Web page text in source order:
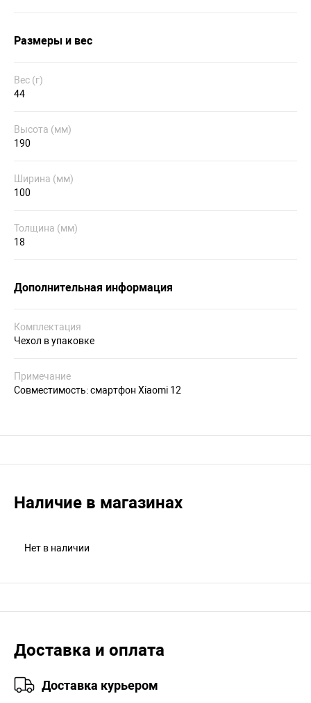
Размеры и вес
Вес (г)
44
Высота (мм)
190
Ширина (мм)
100
Толщина (мм)
18
Дополнительная информация
Комплектация
Чехол в упаковке
Примечание
Совместимость: смартфон Xiaomi 12
Наличие в магазинах
Нет в наличии
Доставка и оплата
Доставка курьером